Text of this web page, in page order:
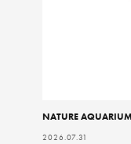
NATURE
2026.07.31